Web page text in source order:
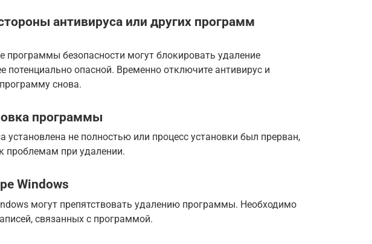
антивируса или других программ
программы безопасности могут блокировать удаление
потенциально опасной. Временно отключите антивирус и
снова.
программы
установлена не полностью или процесс установки был прерван,
проблемам при удалении.
Windows
могут препятствовать удалению программы. Необходимо
связанных с программой.